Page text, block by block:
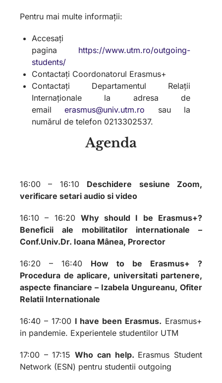
Pentru mai multe informații:
Accesați
pagina https://www.utm.ro/outgoing-
students/
Contactați Coordonatorul Erasmus+
Contactați Departamentul Relații
Internaționale la adresa de
emailerasmus@univ.utm.ro sau la
numărul de telefon 0213302537.
Agenda
16:00 – 16:10 Deschidere sesiune Zoom,
verificare setari audio si video
16:10 – 16:20 Why should I be Erasmus+?
Beneficii ale mobilitatilor internationale –
Conf.Univ.Dr. Ioana Mânea, Prorector
16:20 – 16:40 How to be Erasmus+ ?
Procedura de aplicare, universitati partenere,
aspecte financiare – Izabela Ungureanu, Ofiter
Relatii Internationale
16:40 – 17:00 I have been Erasmus. Erasmus+
in pandemie. Experientele studentilor UTM
17:00 – 17:15Who can help. Erasmus Student
Network (ESN) pentru studentii outgoing